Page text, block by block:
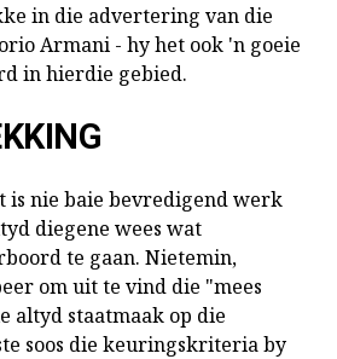
in die advertering van die
Armani - hy het ook 'n goeie
in hierdie gebied.
is nie baie bevredigend werk
diegene wees wat
te gaan. Nietemin,
om uit te vind die "mees
altyd staatmaak op die
soos die keuringskriteria by